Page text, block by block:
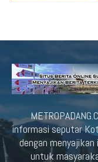
informasi seputar
dengan
untuk